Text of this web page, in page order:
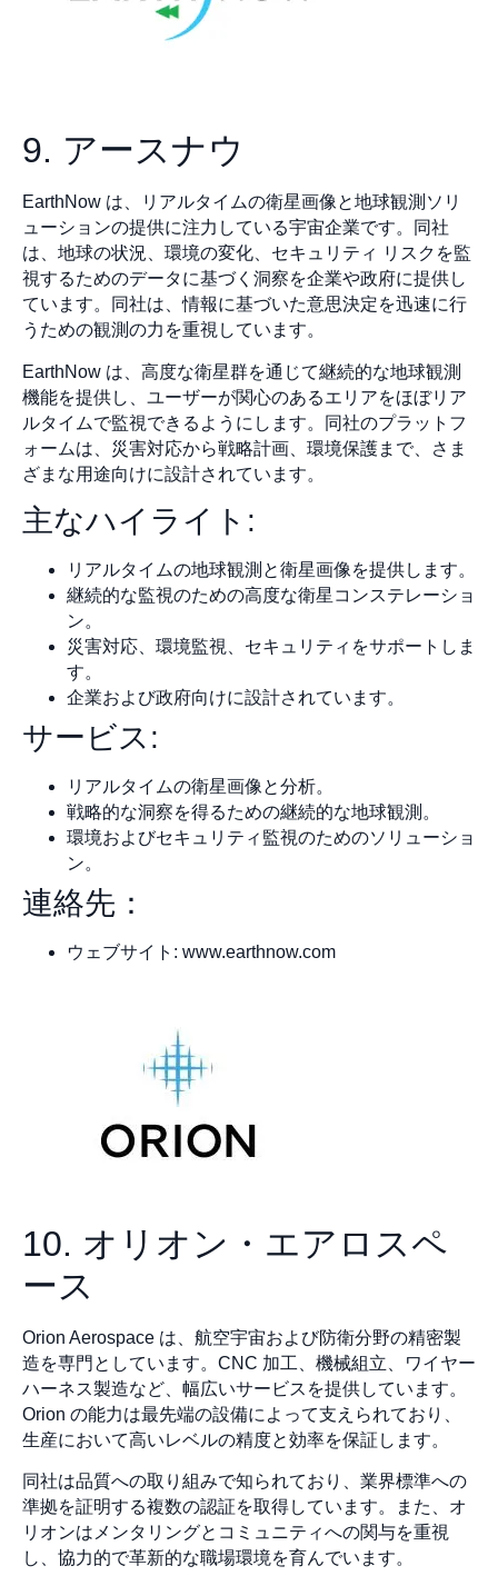
9. アースナウ
EarthNow は、リアルタイムの衛星画像と地球観測ソリ
ューションの提供に注力している宇宙企業です。同社
は、地球の状況、環境の変化、セキュリティ リスクを監
視するためのデータに基づく洞察を企業や政府に提供し
ています。同社は、情報に基づいた意思決定を迅速に行
うための観測の力を重視しています。
EarthNow は、高度な衛星群を通じて継続的な地球観測
機能を提供し、ユーザーが関心のあるエリアをほぼリア
ルタイムで監視できるようにします。同社のプラットフ
ォームは、災害対応から戦略計画、環境保護まで、さま
ざまな用途向けに設計されています。
主なハイライト:
リアルタイムの地球観測と衛星画像を提供します。
継続的な監視のための高度な衛星コンステレーショ
ン。
災害対応、環境監視、セキュリティをサポートしま
す。
企業および政府向けに設計されています。
サービス:
リアルタイムの衛星画像と分析。
戦略的な洞察を得るための継続的な地球観測。
環境およびセキュリティ監視のためのソリューショ
ン。
連絡先：
ウェブサイト: www.earthnow.com
10. オリオン・エアロスペ
ース
Orion Aerospace は、航空宇宙および防衛分野の精密製
造を専門としています。CNC 加工、機械組立、ワイヤー
ハーネス製造など、幅広いサービスを提供しています。
Orion の能力は最先端の設備によって支えられており、
生産において高いレベルの精度と効率を保証します。
同社は品質への取り組みで知られており、業界標準への
準拠を証明する複数の認証を取得しています。また、オ
リオンはメンタリングとコミュニティへの関与を重視
し、協力的で革新的な職場環境を育んでいます。